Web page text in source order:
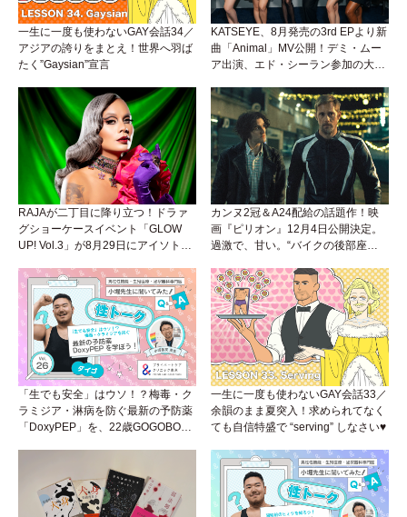
一生に一度も使わないGAY会話34／
アジアの誇りをまとえ！世界へ羽ば
たく”Gaysian”宣言
KATSEYE、8月発売の3rd EPより新
曲「Animal」MV公開！デミ・ムー
ア出演、エド・シーラン参加の大胆
RAJAが二丁目に降り立つ！ドラァ
グショーケースイベント「GLOW
UP! Vol.3」が8月29日にアイソトー
カンヌ2冠＆A24配給の話題作！映
画『ピリオン』12月4日公開決定。
過激で、甘い。“バイクの後部座
「生でも安全」はウソ！？梅毒・ク
ラミジア・淋病を防ぐ最新の予防薬
「DoxyPEP」を、22歳GOGOBOY
（Vol.26）
一生に一度も使わないGAY会話33／
余韻のまま夏突入！求められてなく
ても自信特盛で “serving” しなさい♥